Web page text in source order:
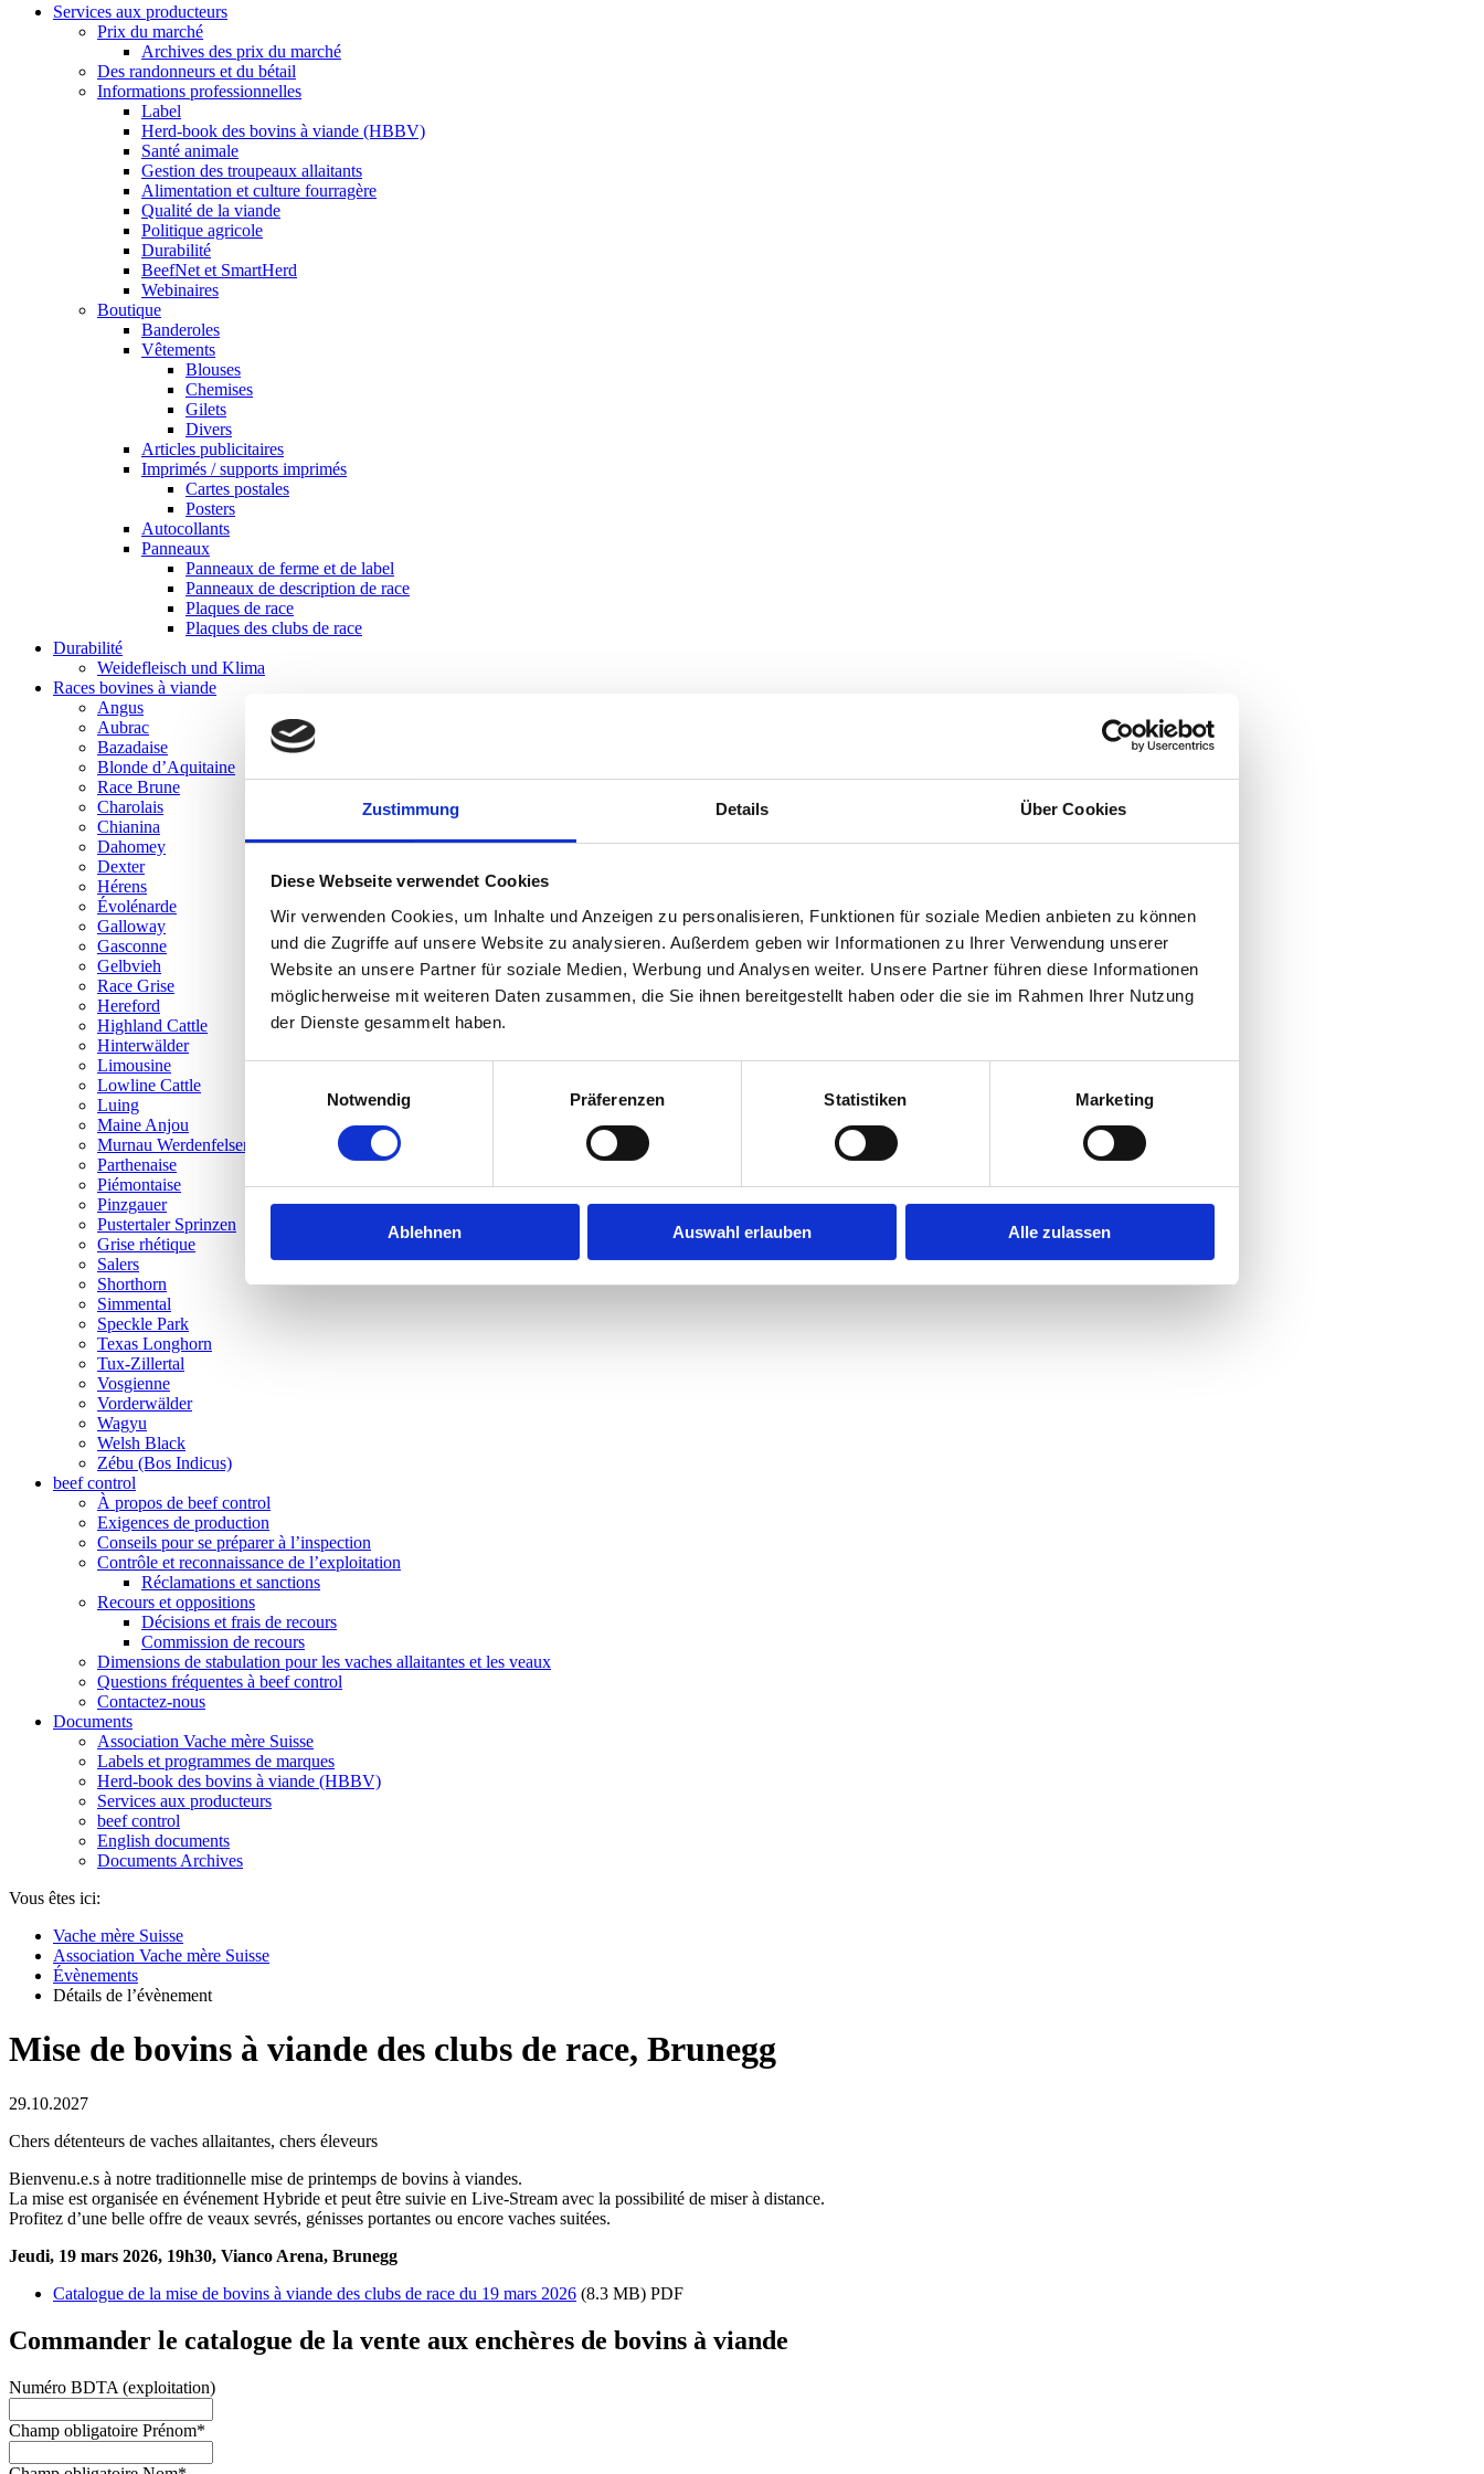
Zustimmung Details Über Cookies
Diese Webseite verwendet Cookies
Wir verwenden Cookies, um Inhalte und Anzeigen zu personalisieren, Funktionen für soziale Medien anbieten zu können
und die Zugriffe auf unsere Website zu analysieren. Außerdem geben wir Informationen zu Ihrer Verwendung unserer
Website an unsere Partner für soziale Medien, Werbung und Analysen weiter. Unsere Partner führen diese Informationen
möglicherweise mit weiteren Daten zusammen, die Sie ihnen bereitgestellt haben oder die sie im Rahmen Ihrer Nutzung
der Dienste gesammelt haben.
Notwendig
Präferenzen Statistiken Marketing
Ablehnen Auswahl erlauben Alle zulassen
Services aux producteurs
Prix du marché
Archives des prix du marché
Des randonneurs et du bétail
Informations professionnelles
Label
Herd-book des bovins à viande (HBBV)
Santé animale
Gestion des troupeaux allaitants
Alimentation et culture fourragère
Qualité de la viande
Politique agricole
Durabilité
BeefNet et SmartHerd
Webinaires
Boutique
Banderoles
Vêtements
Blouses
Chemises
Gilets
Divers
Articles publicitaires
Imprimés / supports imprimés
Cartes postales
Posters
Autocollants
Panneaux
Panneaux de ferme et de label
Panneaux de description de race
Plaques de race
Plaques des clubs de race
Durabilité
Weidefleisch und Klima
Races bovines à viande
Angus
Aubrac
Bazadaise
Blonde d’Aquitaine
Race Brune
Charolais
Chianina
Dahomey
Dexter
Hérens
Évolénarde
Galloway
Gasconne
Gelbvieh
Race Grise
Hereford
Highland Cattle
Hinterwälder
Limousine
Lowline Cattle
Luing
Maine Anjou
Murnau Werdenfelser
Parthenaise
Piémontaise
Pinzgauer
Pustertaler Sprinzen
Grise rhétique
Salers
Shorthorn
Simmental
Speckle Park
Texas Longhorn
Tux-Zillertal
Vosgienne
Vorderwälder
Wagyu
Welsh Black
Zébu (Bos Indicus)
beef control
À propos de beef control
Exigences de production
Conseils pour se préparer à l’inspection
Contrôle et reconnaissance de l’exploitation
Réclamations et sanctions
Recours et oppositions
Décisions et frais de recours
Commission de recours
Dimensions de stabulation pour les vaches allaitantes et les veaux
Questions fréquentes à beef control
Contactez-nous
Documents
Association Vache mère Suisse
Labels et programmes de marques
Herd-book des bovins à viande (HBBV)
Services aux producteurs
beef control
English documents
Documents Archives
Vous êtes ici:
Vache mère Suisse
Association Vache mère Suisse
Évènements
Détails de l’évènement
Mise de bovins à viande des clubs de race, Brunegg
29.10.2027
Chers détenteurs de vaches allaitantes, chers éleveurs
Bienvenu.e.s à notre traditionnelle mise de printemps de bovins à viandes.
La mise est organisée en événement Hybride et peut être suivie en Live-Stream avec la possibilité de miser à distance.
Profitez d’une belle offre de veaux sevrés, génisses portantes ou encore vaches suitées.
Jeudi, 19 mars 2026, 19h30, Vianco Arena, Brunegg
Catalogue de la mise de bovins à viande des clubs de race du 19 mars 2026 (8.3 MB) PDF
Commander le catalogue de la vente aux enchères de bovins à viande
Numéro BDTA (exploitation)
Champ obligatoire Prénom*